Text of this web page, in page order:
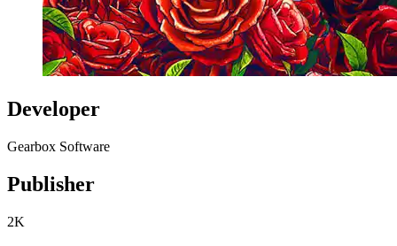
Developer
Gearbox Software
Publisher
2K